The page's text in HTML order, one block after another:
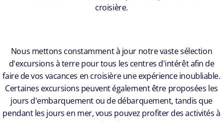
croisière.
Nous mettons constamment à jour notre vaste sélection
d'excursions à terre pour tous les centres d'intérêt afin de
faire de vos vacances en croisière une expérience inoubliable.
Certaines excursions peuvent également être proposées les
jours d'embarquement ou de débarquement, tandis que
pendant les jours en mer, vous pouvez profiter des activités à